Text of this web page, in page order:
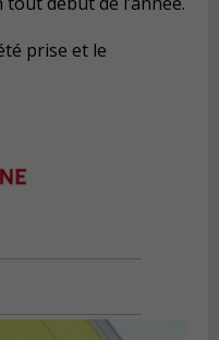
prise et le